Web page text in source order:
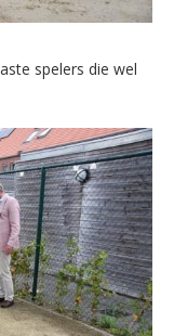
spelers die wel